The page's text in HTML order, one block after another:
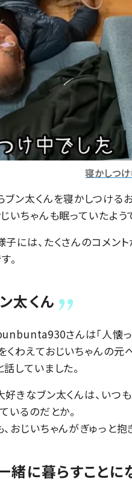
寝かしつ
ン太くんを寝かしつける
いちゃんも眠っていたよう
には、たくさんのコメン
。
太くん
さんは「人懐
わえておじいちゃんの元
していました。
好きなブン太くんは、いつ
いるのだとか。
おじいちゃんがぎゅっと抱
緒に暮らすこと